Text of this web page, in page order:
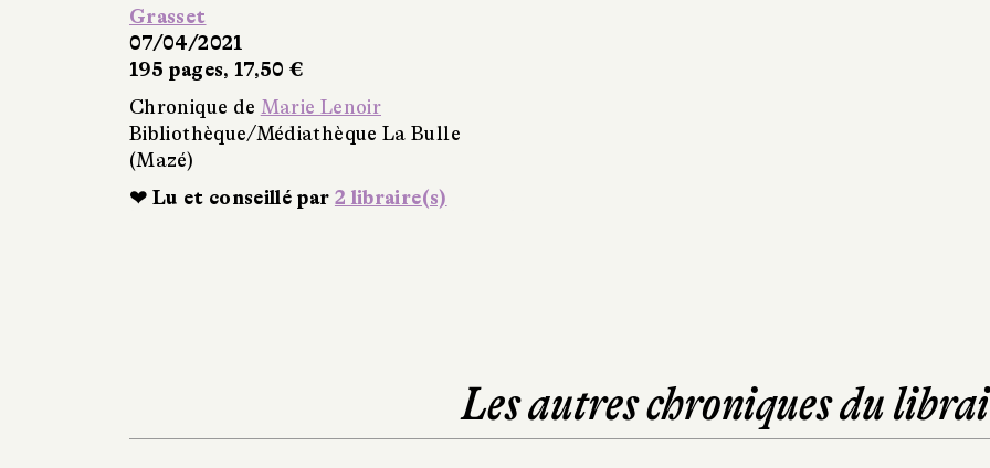
Grasset
07/04/2021
195 pages, 17,50 €
Chronique de Marie Lenoir
Bibliothèque/Médiathèque La Bulle
(Mazé)
❤ Lu et conseillé par 2 libraire(s)
Les autres chroniques du